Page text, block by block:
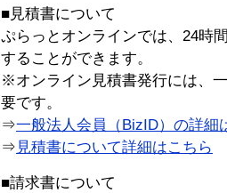
■見積書について
ぷらっとオンラインでは、24時
することができます。
※オンライン見積書発行には、
要です。
⇒一般法人会員（BizID）の詳細
⇒ 見積書について詳細はこちら
■請求書について